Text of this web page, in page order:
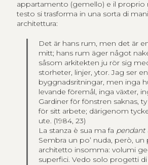
appartamento (gemello) e il proprio
testo si trasforma in una sorta di
architettura:
Det är hans rum, men det är
mitt; hans rum äger något
såsom arkitekten ju rör sig
storheter, linjer, ytor. Jag ser
byggnadsritningar, men inga
levande föremål, inga växter,
Gardiner för fönstren saknas,
för sitt arbete; därigenom
ute. (1984, 23)
La stanza è sua ma fa pendant
Sembra un po’ nuda, però, un
architetto insomma: volumi
superfici. Vedo solo progetti